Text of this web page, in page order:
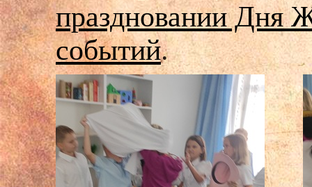
праздновании Дня
событий.